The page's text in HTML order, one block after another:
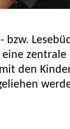
bzw.
zentrale
den